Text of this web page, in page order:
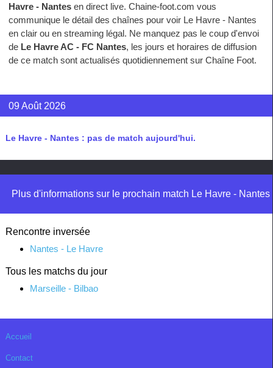
Havre - Nantes en direct live. Chaine-foot.com vous
communique le détail des chaînes pour voir Le Havre - Nantes
en clair ou en streaming légal. Ne manquez pas le coup d'envoi
de Le Havre AC - FC Nantes, les jours et horaires de diffusion
de ce match sont actualisés quotidiennement sur Chaîne Foot.
09 Août 2026
Le Havre - Nantes : pas de match aujourd'hui.
Plus d'informations sur le prochain match Le Havre - Nantes
Rencontre inversée
Nantes - Le Havre
Tous les matchs du jour
Marseille - Bilbao
Accueil
Contact